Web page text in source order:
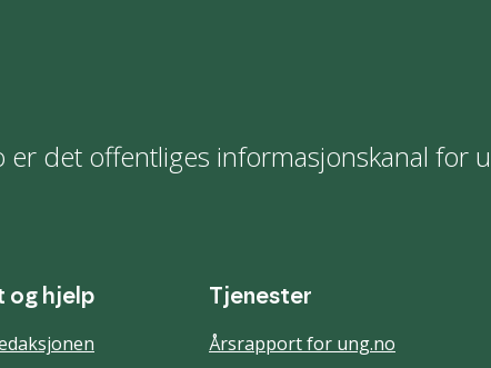
er det offentliges informasjonskanal for
og hjelp Tjenester
Årsrapport for ung.no